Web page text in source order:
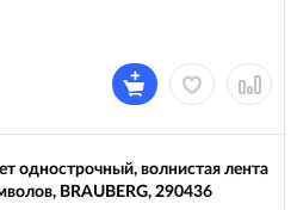
однострочный, волнистая лента
BRAUBERG, 290436